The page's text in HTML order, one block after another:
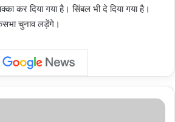
कर दिया गया है। सिंबल भी दे दिया गया है।
चुनाव लड़ेंगे।